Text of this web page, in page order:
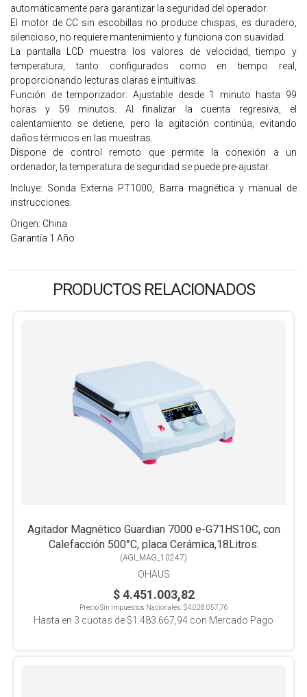
automáticamente para garantizar la seguridad del operador.
El motor de CC sin escobillas no produce chispas, es duradero,
silencioso, no requiere mantenimiento y funciona con suavidad.
La pantalla LCD muestra los valores de velocidad, tiempo y
temperatura, tanto configurados como en tiempo real,
proporcionando lecturas claras e intuitivas.
Función de temporizador: Ajustable desde 1 minuto hasta 99
horas y 59 minutos. Al finalizar la cuenta regresiva, el
calentamiento se detiene, pero la agitación continúa, evitando
daños térmicos en las muestras.
Dispone de control remoto que permite la conexión a un
ordenador, la temperatura de seguridad se puede pre-ajustar.
Incluye: Sonda Externa PT1000, Barra magnética y manual de
instrucciones.
Origen: China
Garantía 1 Año
PRODUCTOS RELACIONADOS
Agitador Magnético Guardian 7000 e-G71HS10C, con
Calefacción 500°C, placa Cerámica,18Litros.
(AGI_MAG_10247)
OHAUS
$ 4.451.003,82
Precio Sin Impuestos Nacionales:$4.028.057,76
Hasta en 3 cuotas de $1.483.667,94 con Mercado Pago